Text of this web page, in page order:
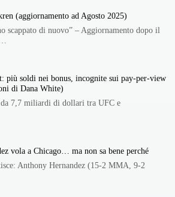
(aggiornamento ad Agosto 2025)
scappato di nuovo” – Aggiornamento dopo il
più soldi nei bonus, incognite sui pay-per-view
di Dana White)
7,7 miliardi di dollari tra UFC e
vola a Chicago… ma non sa bene perché
Anthony Hernandez (15-2 MMA, 9-2